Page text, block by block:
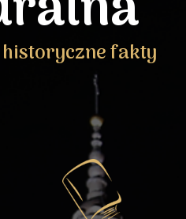
historyczne fakty